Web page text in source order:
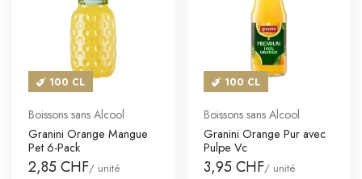
100 CL
Boissons sans Alcool
Granini Orange Mangue
Pet 6-Pack
2,85 CHF/ unité
100 CL
Boissons sans Alcool
Granini Orange Pur avec
Pulpe Vc
3,95 CHF/ unité